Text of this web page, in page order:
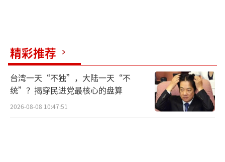
精彩推荐
台湾一天“不独”，大陆一天“不
统”？揭穿民进党最核心的盘算
2026-08-08 10:47:51